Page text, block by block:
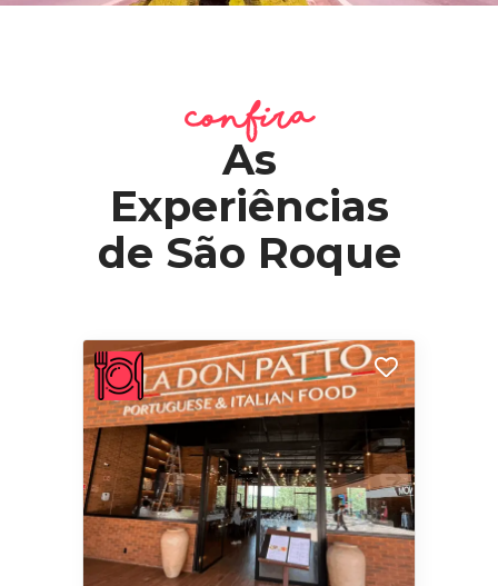
confira
As
Experiências
de São Roque